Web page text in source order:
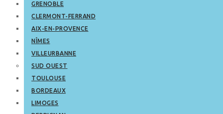
GRENOBLE
CLERMONT-FERRAND
AIX-EN-PROVENCE
NÎMES
VILLEURBANNE
SUD OUEST
TOULOUSE
BORDEAUX
LIMOGES